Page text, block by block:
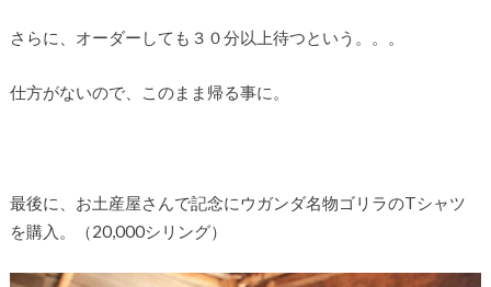
さらに、オーダーしても３０分以上待つという。。。
仕方がないので、このまま帰る事に。
最後に、お土産屋さんで記念にウガンダ名物ゴリラのTシャツ
を購入。（20,000シリング）